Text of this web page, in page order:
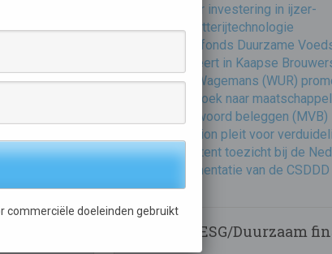
en
op voor investering in ijzer-
luchtbatterijtechnologie
Impactfonds Duurzame
investeert in Kaapse
Frank Wagemans (WUR)
onderzoek naar
verantwoord beleggen (MVB)
Eumedion pleit voor
consistent toezicht bij de
implementatie van de CSDDD
Vacatures ESG/Duurzaam
commerciële doeleinden gebruikt